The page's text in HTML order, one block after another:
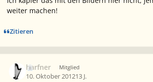
weiter machen!
Zitieren
harfner Mitglied
10. Oktober 201213 J.